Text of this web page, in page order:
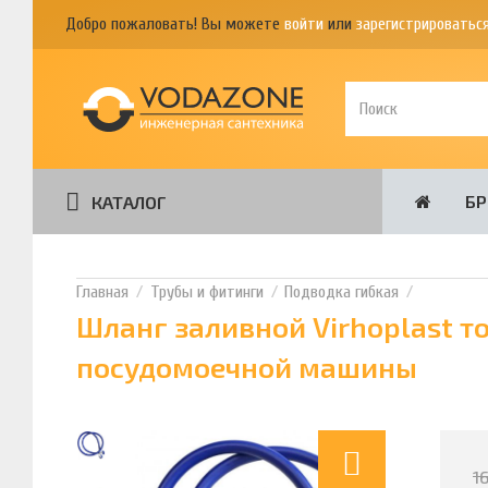
Добро пожаловать! Вы можете войти или
КАТАЛОГ
Трубы и фитинги Подводка гибкая
Шланг заливной Virhoplast
посудомоечной машины